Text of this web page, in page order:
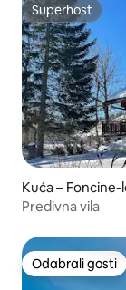
Superhost
Superhost
Kuća –
Predivna vila
Odabrali gosti
Odabrali gosti